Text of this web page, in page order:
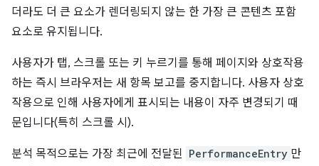
더라도 더 큰 요소가 렌더링되지 않는 한 가장 큰 콘텐츠 포함
요소로 유지됩니다.
사용자가 탭, 스크롤 또는 키 누르기를 통해 페이지와 상호작용
하는 즉시 브라우저는 새 항목 보고를 중지합니다. 사용자 상호
작용으로 인해 사용자에게 표시되는 내용이 자주 변경되기 때
문입니다(특히 스크롤 시).
분석 목적으로는 가장 최근에 전달된 PerformanceEntry 만